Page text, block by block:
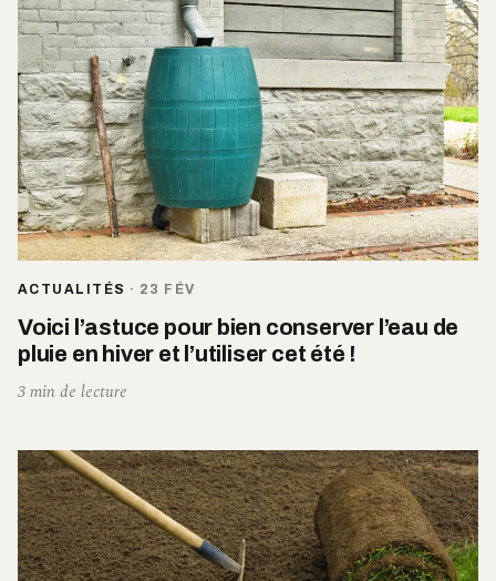
ACTUALITÉS · 23 FÉV
Voici l’astuce pour bien conserver l’eau de
pluie en hiver et l’utiliser cet été !
3 min de lecture